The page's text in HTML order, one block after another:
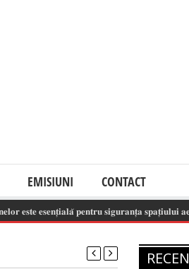
EMISIUNI CONTACT
𝐩𝐞𝐧𝐭𝐫𝐮 𝐬𝐢𝐠𝐮𝐫𝐚𝐧𝐭̦𝐚 𝐬𝐩𝐚𝐭̦𝐢𝐮𝐥𝐮𝐢 𝐚𝐞𝐫𝐢𝐚𝐧!